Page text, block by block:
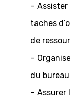
–
taches
de
–
du bureau
– Assurer